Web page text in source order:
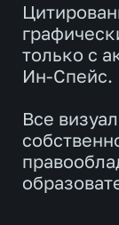
только с
Ин-Спейс.
Все